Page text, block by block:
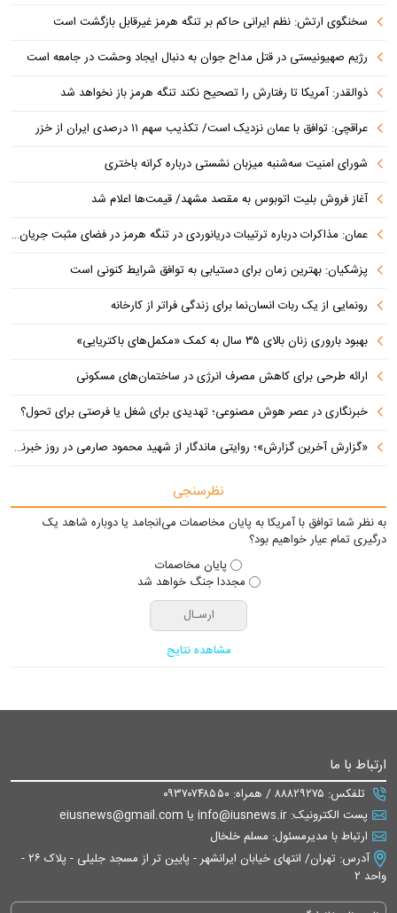
سخنگوی ارتش: نظم ایرانی حاکم بر تنگه هرمز غیرقابل بازگشت است
رژیم صهیونیستی در قتل مداح جوان به دنبال ایجاد وحشت در جامعه است
ذوالقدر: آمریکا تا رفتارش را تصحیح نکند تنگه هرمز باز نخواهد شد
عراقچی: توافق با عمان نزدیک است/ تکذیب سهم ۱۱ درصدی ایران از خزر
شورای امنیت سه‌شنبه میزبان نشستی درباره کرانه باختری
آغاز فروش بلیت اتوبوس به مقصد مشهد/ قیمت‌ها اعلام شد
عمان: مذاکرات درباره ترتیبات دریانوردی در تنگه هرمز در فضای مثبت جریان دارد
پزشکیان‌: بهترین زمان برای دستیابی به توافق شرایط کنونی است
رونمایی از یک ربات انسان‌نما برای زندگی فراتر از کارخانه
بهبود باروری زنان بالای ۳۵ سال به کمک «مکمل‌های باکتریایی»
ارائه طرحی برای کاهش مصرف انرژی در ساختمان‌های مسکونی
خبرنگاری در عصر هوش مصنوعی؛ تهدیدی برای شغل یا فرصتی برای تحول؟
«گزارش آخرین گزارش»؛ روایتی ماندگار از شهید محمود صارمی در روز خبرنگار
نظرسنجی
به نظر شما توافق با آمریکا به پایان مخاصمات می‌انجامد یا دوباره شاهد یک
درگیری تمام عیار خواهیم بود؟
پایان مخاصمات
مجددا جنگ خواهد شد
مشاهده نتایج
ارتباط با ما
تلفکس: ۸۸۸۲۹۲۷۵ / همراه: ۰۹۳۷۰۷۴۸۵۵۰
پست الکترونیک: info@iusnews.ir یا eiusnews@gmail.com
ارتباط با مدیرمسئول: مسلم خلخال
آدرس: تهران/ انتهای خیابان ایرانشهر - پایین تر از مسجد جلیلی - پلاک ۲۶ -
واحد ۲